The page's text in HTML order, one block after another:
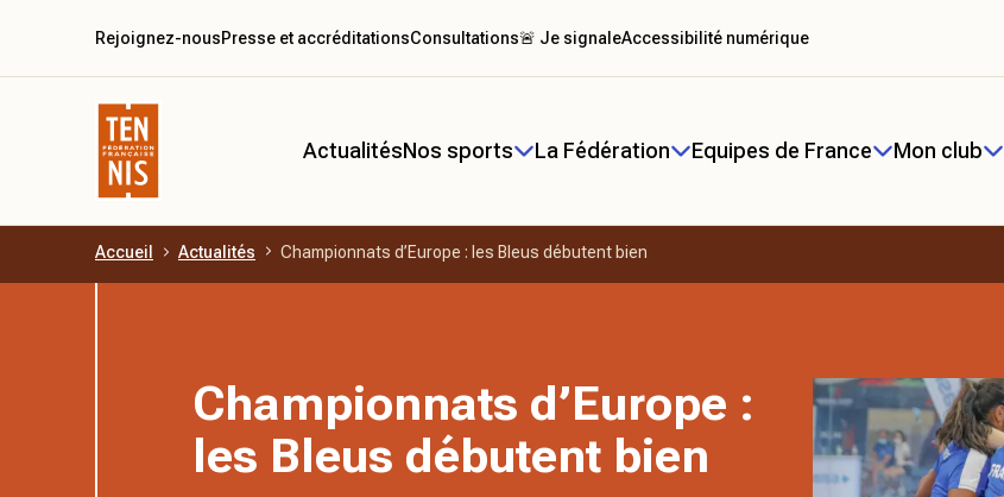
Aller au contenu principal
ActualitésNos sports La Fédération Equipes de France Mon club
Rejoignez-nousPresse et accréditationsConsultations🚨 Je signaleAccessibilité numérique
Accueil Actualités Championnats d’Europe : les Bleus débutent bien
Championnats d’Europe :
les Bleus débutent bien